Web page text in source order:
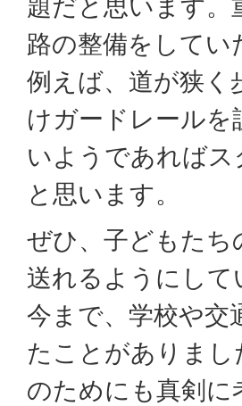
題だと思います。
路の整備をして
例えば、道が狭く
けガードレール
いようであれば
と思います。
ぜひ、子どもたち
送れるようにし
今まで、学校や交
たことがありま
のためにも真剣